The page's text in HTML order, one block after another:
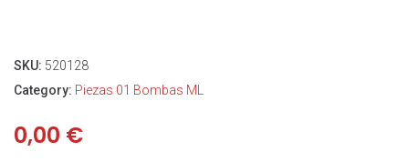
SKU: 520128
Category: Piezas 01 Bombas ML
0,00 €